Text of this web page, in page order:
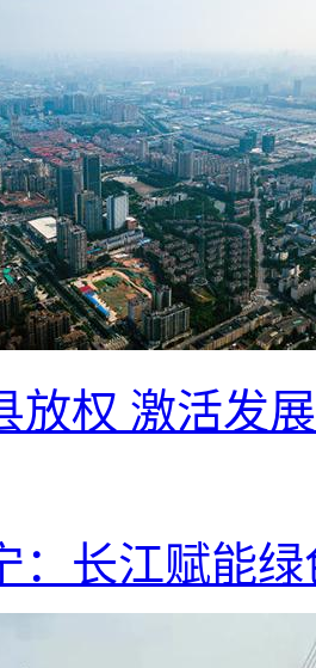
放权 激活发
：长江赋能